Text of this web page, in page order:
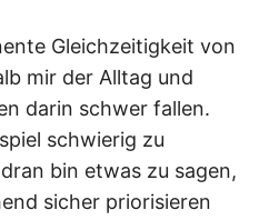
Gleichzeitigkeit von
mir der Alltag und
darin schwer fallen.
schwierig zu
bin etwas zu sagen,
sicher priorisieren